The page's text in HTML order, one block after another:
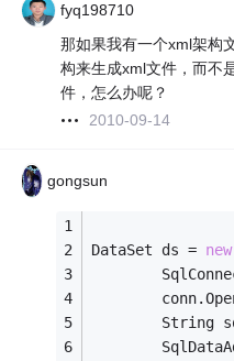
fyq198710
那如果我有一个xml架构
构来生成xml文件，而不
件，怎么办呢？
2010-09-14
gongsun
DataSet ds = new
String